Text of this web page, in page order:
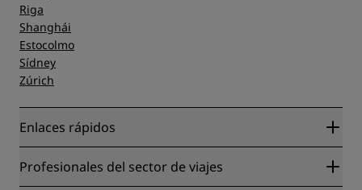
Riga
Shanghái
Estocolmo
Sídney
Zúrich
Enlaces rápidos
Radisson Rewards
Profesionales del sector de viajes